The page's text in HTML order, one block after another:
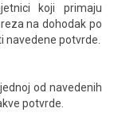
koji primaju
na dohodak po
navedene potvrde.
od navedenih
potvrde.